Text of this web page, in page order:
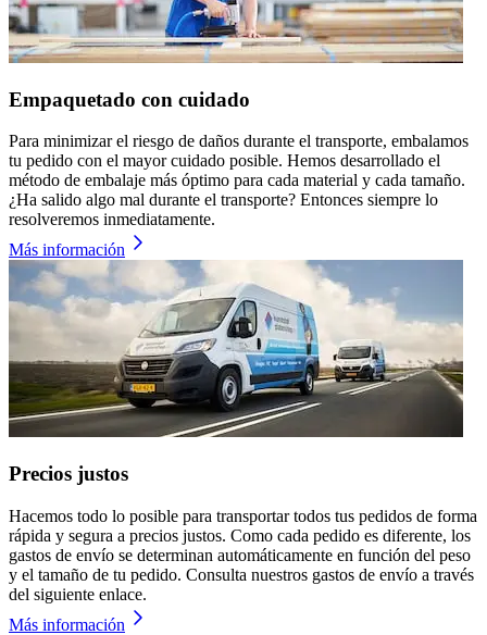
Empaquetado con cuidado
Para minimizar el riesgo de daños durante el transporte, embalamos
tu pedido con el mayor cuidado posible. Hemos desarrollado el
método de embalaje más óptimo para cada material y cada tamaño.
¿Ha salido algo mal durante el transporte? Entonces siempre lo
resolveremos inmediatamente.
Más información
Precios justos
Hacemos todo lo posible para transportar todos tus pedidos de forma
rápida y segura a precios justos. Como cada pedido es diferente, los
gastos de envío se determinan automáticamente en función del peso
y el tamaño de tu pedido. Consulta nuestros gastos de envío a través
del siguiente enlace.
Más información